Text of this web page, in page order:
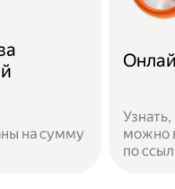
на сумму
можно
по